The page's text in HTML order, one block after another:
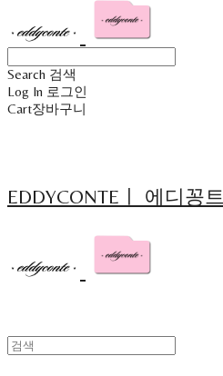
Search 검색
Log In 로그인
Cart장바구니
EDDYCONTEㅣ 에디꽁트